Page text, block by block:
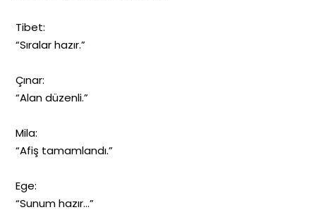
Tibet:
“Sıralar hazır.”
Çınar:
“Alan düzenli.”
Mila:
“Afiş tamamlandı.”
Ege:
“Sunum hazır…”